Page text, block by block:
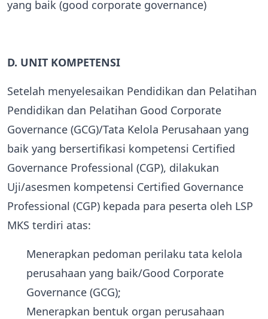
yang baik (good corporate governance)
D. UNIT KOMPETENSI
Setelah menyelesaikan Pendidikan dan Pelatihan
Pendidikan dan Pelatihan Good Corporate
Governance (GCG)/Tata Kelola Perusahaan yang
baik yang bersertifikasi kompetensi Certified
Governance Professional (CGP), dilakukan
Uji/asesmen kompetensi Certified Governance
Professional (CGP) kepada para peserta oleh LSP
MKS terdiri atas:
Menerapkan pedoman perilaku tata kelola
perusahaan yang baik/Good Corporate
Governance (GCG);
Menerapkan bentuk organ perusahaan